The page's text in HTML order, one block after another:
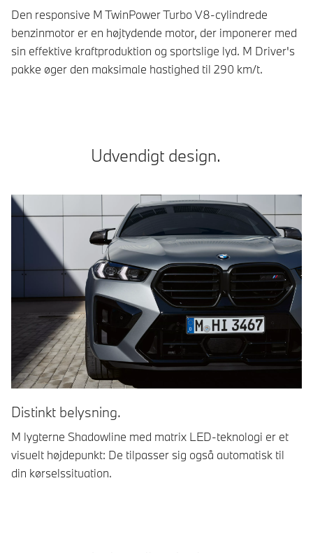
Den responsive M TwinPower Turbo V8-cylindrede
benzinmotor er en højtydende motor, der imponerer med
sin effektive kraftproduktion og sportslige lyd. M Driver's
pakke øger den maksimale hastighed til 290 km/t.
Udvendigt design.
Distinkt belysning.
M lygterne Shadowline med matrix LED-teknologi er et
visuelt højdepunkt: De tilpasser sig også automatisk til
din kørselssituation.